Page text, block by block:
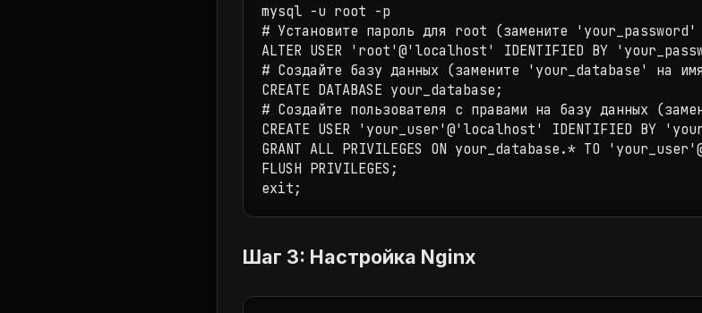
mysql -u root -p
# Установите пароль для root (замените 'your_password'
ALTER USER 'root'@'localhost' IDENTIFIED BY
# Создайте базу данных (замените 'your_database' на
CREATE DATABASE your_database;
# Создайте пользователя с правами на базу данных
CREATE USER 'your_user'@'localhost' IDENTIFIED BY
GRANT ALL PRIVILEGES ON your_database.* TO
FLUSH PRIVILEGES;
exit;
Шаг 3: Настройка Nginx